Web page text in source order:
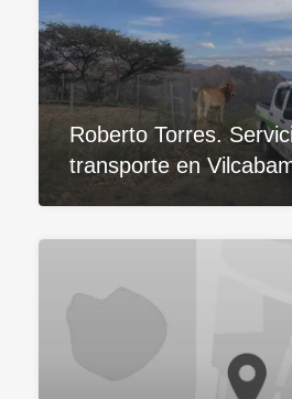
Roberto Torres.
transporte en